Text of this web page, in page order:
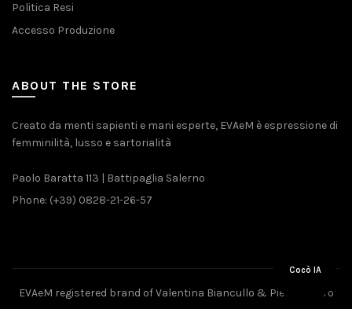
Politica Resi
Accesso Produzione
ABOUT THE STORE
Creato da menti sapienti e mani esperte, EVAeM è espressione di
femminilità, lusso e sartorialità
Paolo Baratta 113 | Battipaglia Salerno
Phone: (+39) 0828-21-26-57
EVAeM registered brand of Valentina Biancullo & Pietro Piliero
Cocò IA